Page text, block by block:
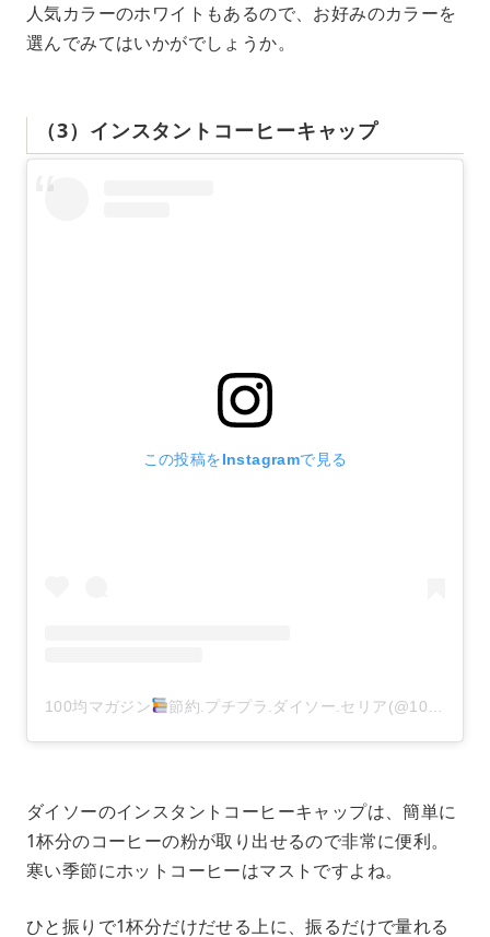
人気カラーのホワイトもあるので、お好みのカラーを
選んでみてはいかがでしょうか。
（3）インスタントコーヒーキャップ
この投稿をInstagramで見る
100均マガジン 節約.プチプラ.ダイソー.セリア(@100kin_mag)がシェアした投稿
ダイソーのインスタントコーヒーキャップは、簡単に
1杯分のコーヒーの粉が取り出せるので非常に便利。
寒い季節にホットコーヒーはマストですよね。
ひと振りで1杯分だけだせる上に、振るだけで量れる